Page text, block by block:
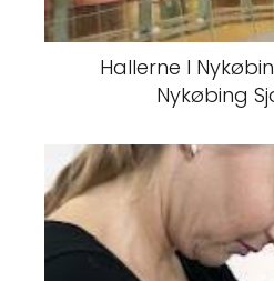
Hallerne I
Nykøbing